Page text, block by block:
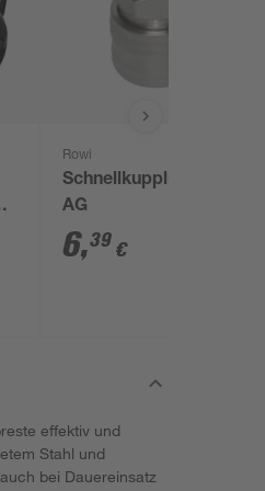
Rowi
Schnellkupplung 1/4"
AG
6,39 €
effektiv und
Stahl und
bei Dauereinsatz